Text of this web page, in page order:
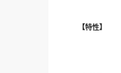
【特性】